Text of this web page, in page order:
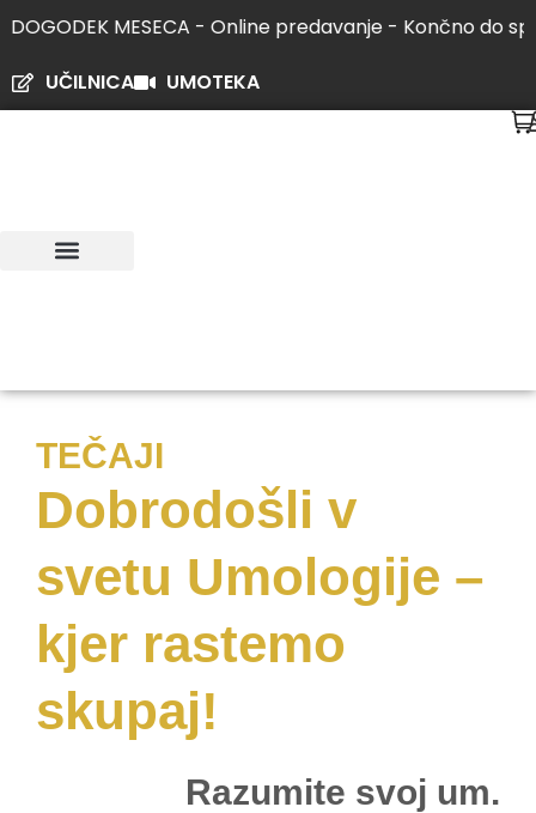
content
MESECA - Online predavanje - Končno do spanca
UČILNICA
UMOTEKA
TEČAJI
Dobrodošli v
svetu Umologije –
kjer rastemo
skupaj!
Razumite svoj um.